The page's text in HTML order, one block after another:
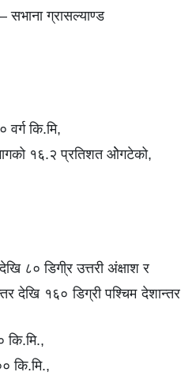
ग्रासल्याण्ड
कि.मि,
१६.२ प्रतिशत ओेगटेको,
८० डिगी्र उत्तरी अंक्षाश र
देखि १६० डिग्री पश्चिम देशान्तर
कि.मि.,
कि.मि.,